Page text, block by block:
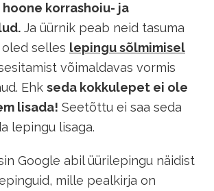
korrashoiu- ja
Ja üürnik peab neid tasuma
selles lepingu sõlmimisel
võimaldavas vormis
Ehk seda kokkulepet ei ole
lisada! Seetõttu ei saa seda
lepingu lisaga.
Google abil üürilepingu näidist
mille pealkirja on